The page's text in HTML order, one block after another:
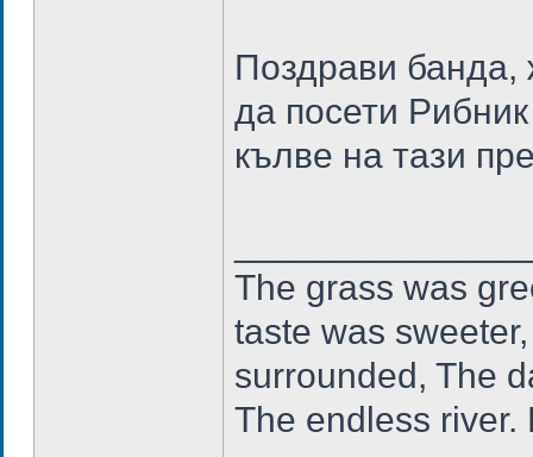
Поздрави банда,
да посети
кълве на тази
The grass was
taste was
surrounded, The
The endless river.